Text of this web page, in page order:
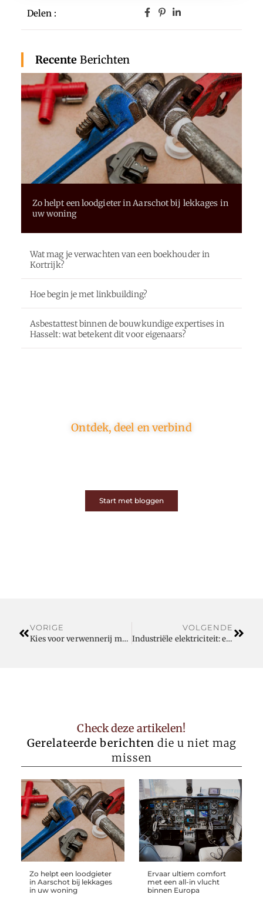
Delen :
Recente Berichten
Zo helpt een loodgieter in Aarschot bij lekkages in
uw woning
Wat mag je verwachten van een boekhouder in
Kortrijk?
Hoe begin je met linkbuilding?
Asbestattest binnen de bouwkundige expertises in
Hasselt: wat betekent dit voor eigenaars?
Ontdek, deel en verbind
Start met bloggen
VORIGE
Kies voor verwennerij met deze huidverzorgingsproducten
VOLGENDE
Industriële elektriciteit: een complex veld
Check deze artikelen!
Gerelateerde berichten die u niet mag
missen
Zo helpt een loodgieter
in Aarschot bij lekkages
in uw woning
Ervaar ultiem comfort
met een all-in vlucht
binnen Europa